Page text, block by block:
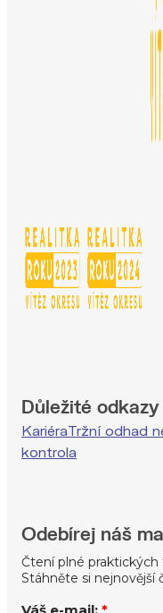
Důležité odkazy
KariéraTržní odhad
kontrola
Odebírej náš